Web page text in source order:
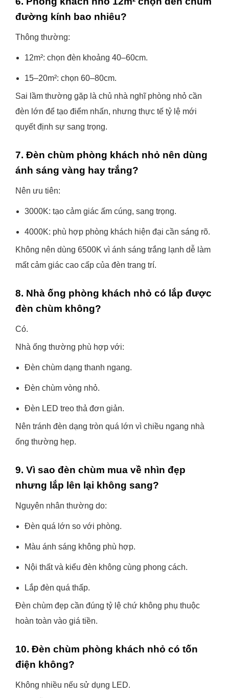
đường kính bao nhiêu?
Thông thường:
12m²: chọn đèn khoảng 40–60cm.
15–20m²: chọn 60–80cm.
Sai lầm thường gặp là chủ nhà nghĩ phòng nhỏ cần
đèn lớn để tạo điểm nhấn, nhưng thực tế tỷ lệ mới
quyết định sự sang trọng.
7. Đèn chùm phòng khách nhỏ nên dùng
ánh sáng vàng hay trắng?
Nên ưu tiên:
3000K: tạo cảm giác ấm cúng, sang trọng.
4000K: phù hợp phòng khách hiện đại cần sáng rõ.
Không nên dùng 6500K vì ánh sáng trắng lạnh dễ làm
mất cảm giác cao cấp của đèn trang trí.
8. Nhà ống phòng khách nhỏ có lắp được
đèn chùm không?
Có.
Nhà ống thường phù hợp với:
Đèn chùm dạng thanh ngang.
Đèn chùm vòng nhỏ.
Đèn LED treo thả đơn giản.
Nên tránh đèn dạng tròn quá lớn vì chiều ngang nhà
ống thường hẹp.
9. Vì sao đèn chùm mua về nhìn đẹp
nhưng lắp lên lại không sang?
Nguyên nhân thường do:
Đèn quá lớn so với phòng.
Màu ánh sáng không phù hợp.
Nội thất và kiểu đèn không cùng phong cách.
Lắp đèn quá thấp.
Đèn chùm đẹp cần đúng tỷ lệ chứ không phụ thuộc
hoàn toàn vào giá tiền.
10. Đèn chùm phòng khách nhỏ có tốn
điện không?
Không nhiều nếu sử dụng LED.